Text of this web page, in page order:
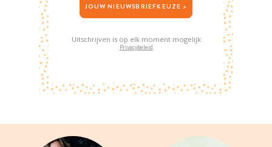
JOUW NIEUWSBRIEFKEUZE >
Uitschrijven is op elk moment mogelijk
Privacybeleid